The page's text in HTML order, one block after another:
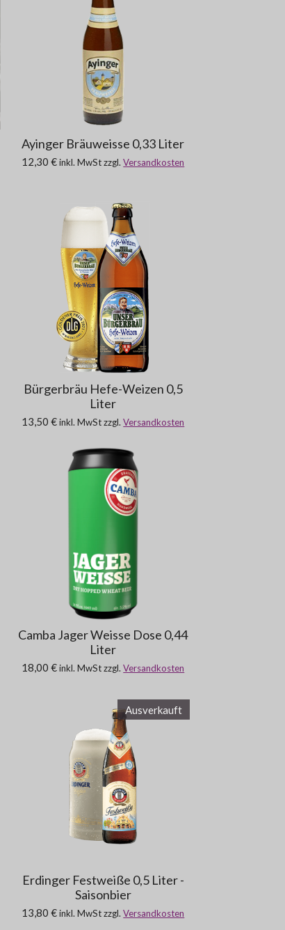
Ayinger Bräuweisse 0,33 Liter
12,30 € inkl. MwSt zzgl.Versandkosten
Bürgerbräu Hefe-Weizen 0,5
Liter
13,50 € inkl. MwSt zzgl.Versandkosten
Camba Jager Weisse Dose 0,44
Liter
18,00 € inkl. MwSt zzgl.Versandkosten
Ausverkauft
Erdinger Festweiße 0,5 Liter -
Saisonbier
13,80 € inkl. MwSt zzgl.Versandkosten